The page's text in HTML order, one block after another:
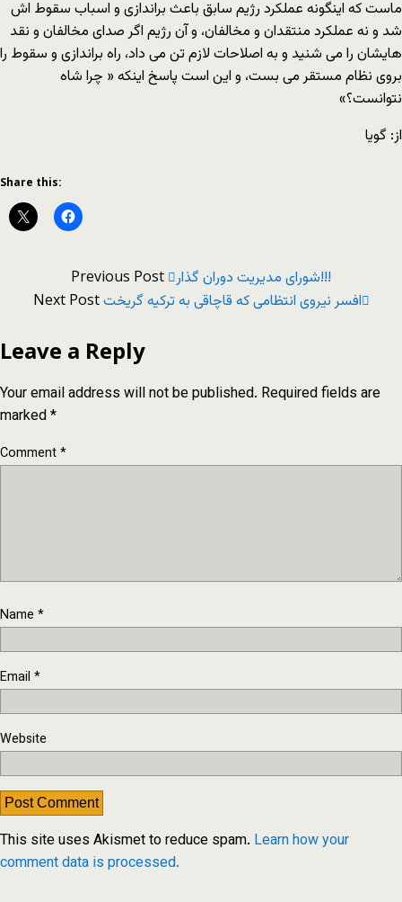
ماست که اینگونه عملکرد رژیم سابق باعث براندازی و اسباب سقوط اش
شد و نه عملکرد منتقدان و مخالفان، و آن رژیم اگر صدای مخالفان و نقد
هایشان را می شنید و به اصلاحات لازم تن می داد، راه براندازی و سقوط را
بروی نظام مستقر می بست، و این است پاسخ اینکه « چرا شاه
نتوانست؟»
از: گویا
Share this:
Previous Post شورای مدیریت دوران گذار!!!
Next Postافسر نیروی انتظامی که قاچاقی به ترکیه گریخت
Leave a Reply
Your email address will not be published. Required fields are
marked*
Comment*
Name *
Email *
Website
This site uses Akismet to reduce spam. Learn how your
comment data is processed.